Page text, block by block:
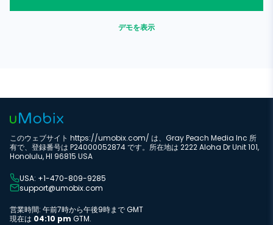
デモを表示
このウェブサイト https://umobix.com/ は、Gray Peach Media Inc 所
有で、登録番号は P24000052874 です。所在地は 2222 Aloha Dr Unit 101,
Honolulu, HI 96815 USA
USA: +1-470-809-9285
support@umobix.com
営業時間: 午前7時から午後9時まで GMT
現在は 04:10 pm GTM.